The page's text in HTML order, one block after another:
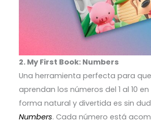
2. My First Book: Numbers
Una herramienta perfecta para
aprendan los números del 1 al 10
forma natural y divertida es sin
Numbers. Cada número está